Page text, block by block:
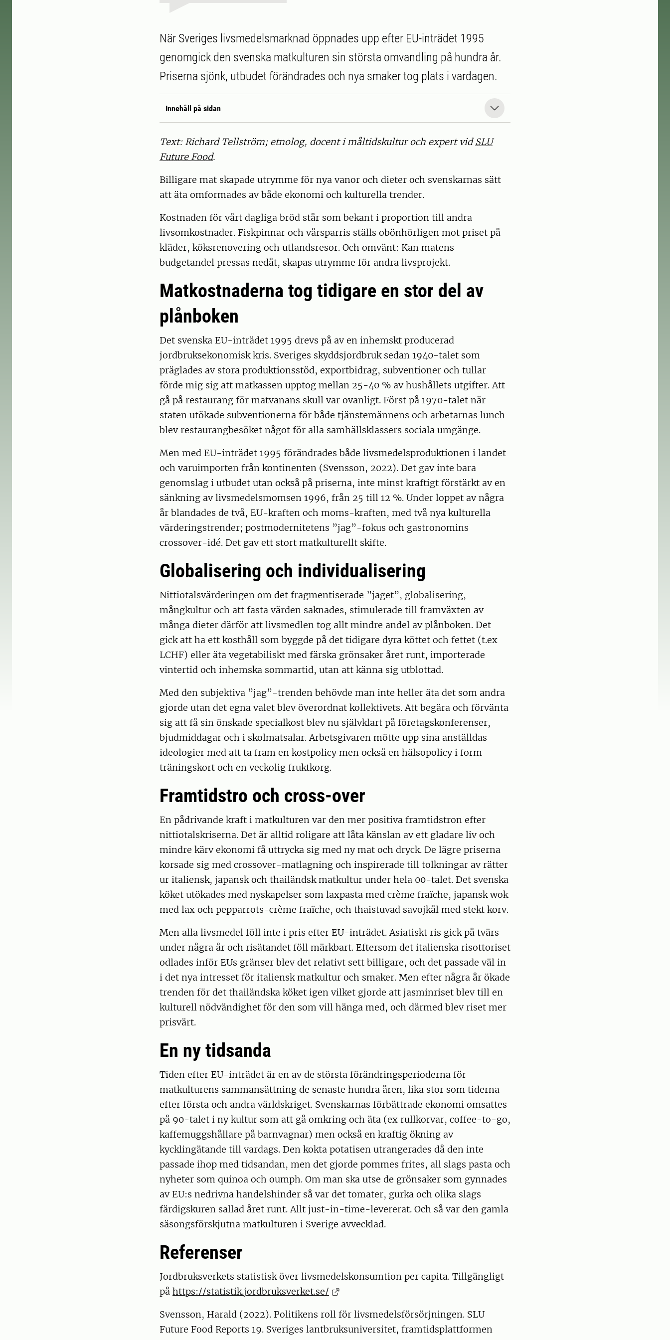
När Sveriges livsmedelsmarknad öppnades upp efter EU-inträdet 1995
genomgick den svenska matkulturen sin största omvandling på hundra år.
Priserna sjönk, utbudet förändrades och nya smaker tog plats i vardagen.
Innehåll på sidan
Text: Richard Tellström; etnolog, docent i måltidskultur och expert vidSLU
Future Food.
Billigare mat skapade utrymme för nya vanor och dieter och svenskarnas sätt
att äta omformades av både ekonomi och kulturella trender.
Kostnaden för vårt dagliga bröd står som bekant i proportion till andra
livsomkostnader. Fiskpinnar och vårsparris ställs obönhörligen mot priset på
kläder, köksrenovering och utlandsresor. Och omvänt: Kan matens
budgetandel pressas nedåt, skapas utrymme för andra livsprojekt.
Matkostnaderna tog tidigare en stor del av
plånboken
Det svenska EU-inträdet 1995 drevs på av en inhemskt producerad
jordbruksekonomisk kris. Sveriges skyddsjordbruk sedan 1940-talet som
präglades av stora produktionsstöd, exportbidrag, subventioner och tullar
förde mig sig att matkassen upptog mellan 25-40 % av hushållets utgifter. Att
gå på restaurang för matvanans skull var ovanligt. Först på 1970-talet när
staten utökade subventionerna för både tjänstemännens och arbetarnas lunch
blev restaurangbesöket något för alla samhällsklassers sociala umgänge.
Men med EU-inträdet 1995 förändrades både livsmedelsproduktionen i landet
och varuimporten från kontinenten (Svensson, 2022). Det gav inte bara
genomslag i utbudet utan också på priserna, inte minst kraftigt förstärkt av en
sänkning av livsmedelsmomsen 1996, från 25 till 12 %. Under loppet av några
år blandades de två, EU-kraften och moms-kraften, med två nya kulturella
värderingstrender; postmodernitetens ”jag”-fokus och gastronomins
crossover-idé. Det gav ett stort matkulturellt skifte.
Globalisering och individualisering
Nittiotalsvärderingen om det fragmentiserade ”jaget”, globalisering,
mångkultur och att fasta värden saknades, stimulerade till framväxten av
många dieter därför att livsmedlen tog allt mindre andel av plånboken. Det
gick att ha ett kosthåll som byggde på det tidigare dyra köttet och fettet (t.ex
LCHF) eller äta vegetabiliskt med färska grönsaker året runt, importerade
vintertid och inhemska sommartid, utan att känna sig utblottad.
Med den subjektiva ”jag”-trenden behövde man inte heller äta det som andra
gjorde utan det egna valet blev överordnat kollektivets. Att begära och förvänta
sig att få sin önskade specialkost blev nu självklart på företagskonferenser,
bjudmiddagar och i skolmatsalar. Arbetsgivaren mötte upp sina anställdas
ideologier med att ta fram en kostpolicy men också en hälsopolicy i form
träningskort och en veckolig fruktkorg.
Framtidstro och cross-over
En pådrivande kraft i matkulturen var den mer positiva framtidstron efter
nittiotalskriserna. Det är alltid roligare att låta känslan av ett gladare liv och
mindre kärv ekonomi få uttrycka sig med ny mat och dryck. De lägre priserna
korsade sig med crossover-matlagning och inspirerade till tolkningar av rätter
ur italiensk, japansk och thailändsk matkultur under hela 00-talet. Det svenska
köket utökades med nyskapelser som laxpasta med crème fraïche, japansk wok
med lax och pepparrots-crème fraïche, och thaistuvad savojkål med stekt korv.
Men alla livsmedel föll inte i pris efter EU-inträdet. Asiatiskt ris gick på tvärs
under några år och risätandet föll märkbart. Eftersom det italienska risottoriset
odlades inför EUs gränser blev det relativt sett billigare, och det passade väl in
i det nya intresset för italiensk matkultur och smaker. Men efter några år ökade
trenden för det thailändska köket igen vilket gjorde att jasminriset blev till en
kulturell nödvändighet för den som vill hänga med, och därmed blev riset mer
prisvärt.
En ny tidsanda
Tiden efter EU-inträdet är en av de största förändringsperioderna för
matkulturens sammansättning de senaste hundra åren, lika stor som tiderna
efter första och andra världskriget. Svenskarnas förbättrade ekonomi omsattes
på 90-talet i ny kultur som att gå omkring och äta (ex rullkorvar, coffee-to-go,
kaffemuggshållare på barnvagnar) men också en kraftig ökning av
kycklingätande till vardags. Den kokta potatisen utrangerades då den inte
passade ihop med tidsandan, men det gjorde pommes frites, all slags pasta och
nyheter som quinoa och oumph. Om man ska utse de grönsaker som gynnades
av EU:s nedrivna handelshinder så var det tomater, gurka och olika slags
färdigskuren sallad året runt. Allt just-in-time-levererat. Och så var den gamla
säsongsförskjutna matkulturen i Sverige avvecklad.
Referenser
Jordbruksverkets statistisk över livsmedelskonsumtion per capita. Tillgängligt
på https://statistik.jordbruksverket.se/
Svensson, Harald (2022). Politikens roll för livsmedelsförsörjningen. SLU
Future Food Reports 19. Sveriges lantbruksuniversitet, framtidsplattformen